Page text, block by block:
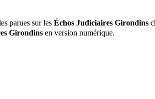
parues sur les Échos Judiciaires Girondins
Girondins en version numérique.